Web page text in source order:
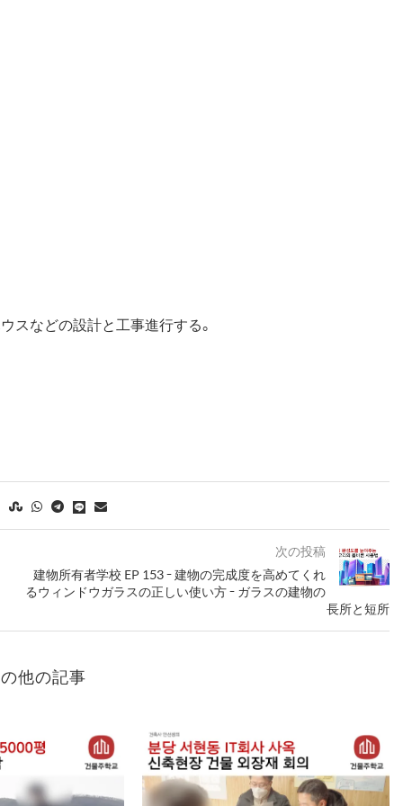
スなどの設計と工事進行する。
次の投稿
建物所有者学校 EP 153 - 建物の完成度を高めてくれ
るウィンドウガラスの正しい使い方 - ガラスの建物の
長所と短所
他の記事